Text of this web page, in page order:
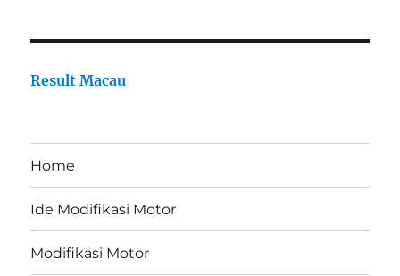
Result Macau
Home
Ide Modifikasi Motor
Modifikasi Motor